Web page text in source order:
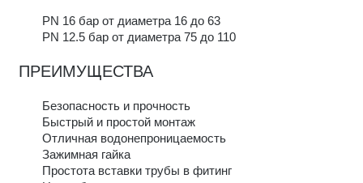
PN 16 бар от диаметра 16 до 63
PN 12.5 бар от диаметра 75 до 110
ПРЕИМУЩЕСТВА
Безопасность и прочность
Быстрый и простой монтаж
Отличная водонепроницаемость
Зажимная гайка
Простота вставки трубы в фитинг